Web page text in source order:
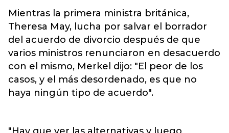
Mientras la primera ministra británica,
Theresa May, lucha por salvar el borrador
del acuerdo de divorcio después de que
varios ministros renunciaron en desacuerdo
con el mismo, Merkel dijo: "El peor de los
casos, y el más desordenado, es que no
haya ningún tipo de acuerdo".